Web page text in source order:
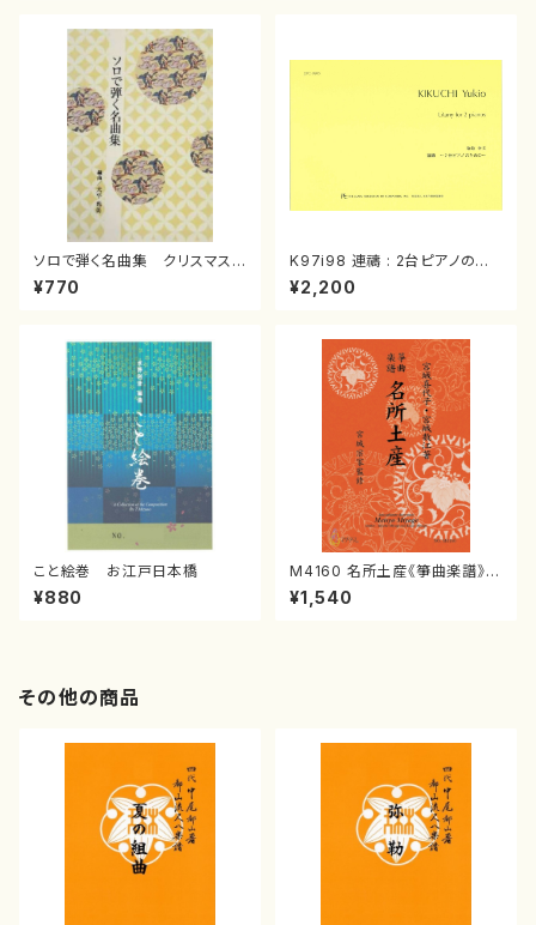
ソロで弾く名曲集 クリスマス・
イブ／恋人がサンタクロース(
箏独奏 /大平光美 編曲/楽
¥770
K97i98 連禱 : 2台ピアノのた
めの（2 Pianos / 菊池 幸夫 /
楽譜）
¥2,200
こと絵巻 お江戸日本橋
¥880
M4160 名所土産《箏曲楽譜》
（箏/宮城喜代子・宮城数江著・
宮城宗家監修/箏曲古典楽譜）
¥1,540
その他の商品